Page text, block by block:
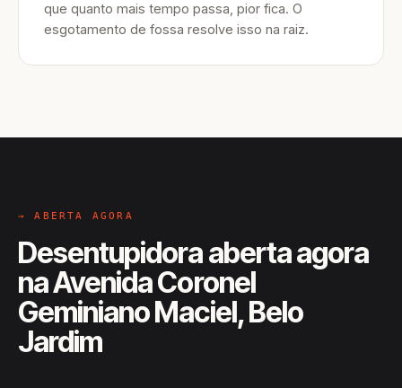
que quanto mais tempo passa, pior fica. O
esgotamento de fossa resolve isso na raiz.
→ ABERTA AGORA
Desentupidora aberta agora
na Avenida Coronel
Geminiano Maciel, Belo
Jardim